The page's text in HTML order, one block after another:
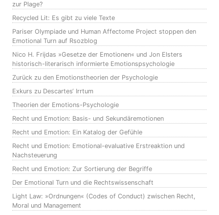
zur Plage?
Recycled Lit: Es gibt zu viele Texte
Pariser Olympiade und Human Affectome Project stoppen den
Emotional Turn auf Rsozblog
Nico H. Frijdas »Gesetze der Emotionen« und Jon Elsters
historisch-literarisch informierte Emotionspsychologie
Zurück zu den Emotionstheorien der Psychologie
Exkurs zu Descartes‘ Irrtum
Theorien der Emotions-Psychologie
Recht und Emotion: Basis- und Sekundäremotionen
Recht und Emotion: Ein Katalog der Gefühle
Recht und Emotion: Emotional-evaluative Erstreaktion und
Nachsteuerung
Recht und Emotion: Zur Sortierung der Begriffe
Der Emotional Turn und die Rechtswissenschaft
Light Law: »Ordnungen« (Codes of Conduct) zwischen Recht,
Moral und Management